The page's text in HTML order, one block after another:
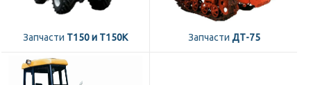
Запчасти Т150 и Т150К Запчасти ДТ-75